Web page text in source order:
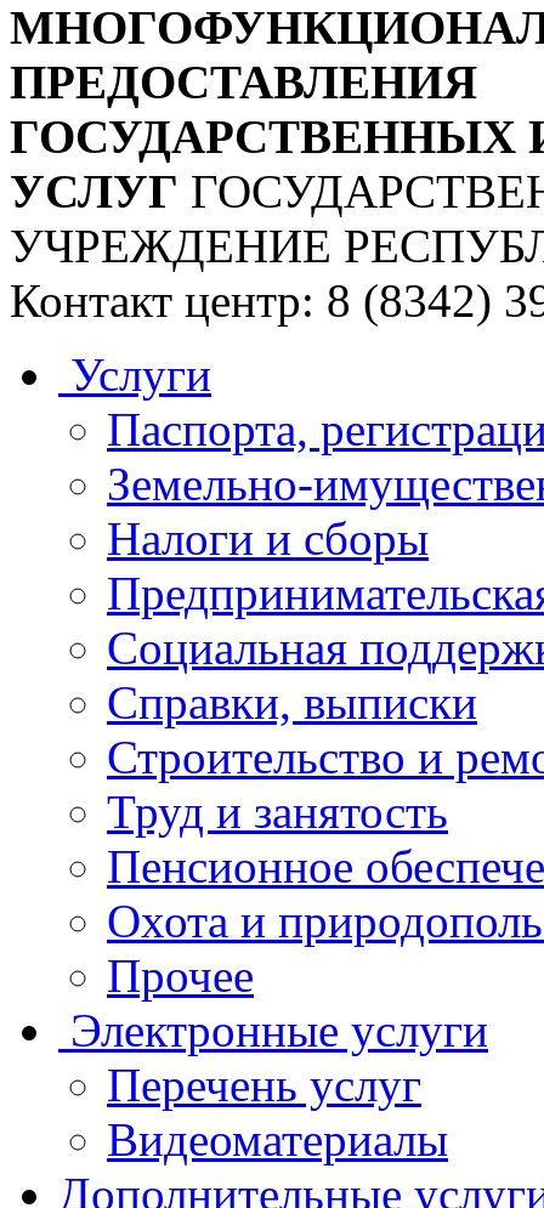
ПРЕДОСТАВЛЕНИЯ
УСЛУГ
УЧРЕЖДЕНИЕ
Контакт центр: 8 (8342)
Услуги
Паспорта,
Земельно-
Налоги и сборы
Социальная
Справки, выписки
Строительство и
Труд и занятость
Пенсионное
Охота и
Прочее
Электронные услуги
Перечень услуг
Видеоматериалы
Дополнительные